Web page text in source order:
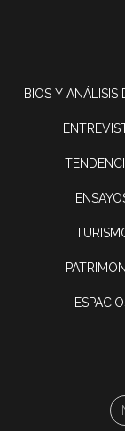
BIOS Y ANÁLISIS